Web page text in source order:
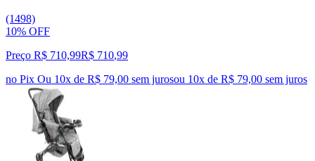
(1498)
10% OFF
Preço R$ 710,99R$ 710,99
no Pix Ou 10x de R$ 79,00 sem jurosou 10x de R$ 79,00 sem juros